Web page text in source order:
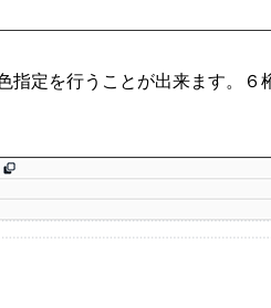
定を行うことが出来ます。６